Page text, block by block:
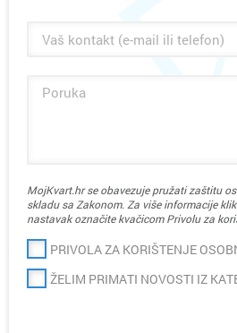
MojKvart.hr se obavezuje pružati zaštitu
skladu sa Zakonom. Za više informacije
nastavak označite kvačicom Privolu za
PRIVOLA ZA KORIŠTENJE
ŽELIM PRIMATI NOVOSTI IZ